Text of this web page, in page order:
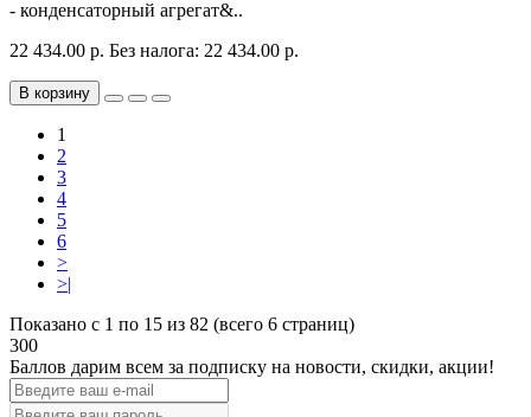
- конденсаторный агрегат&..
22 434.00 р. Без налога: 22 434.00 р.
В корзину
1
2
3
4
5
6
>
>|
Показано с 1 по 15 из 82 (всего 6 страниц)
300
Баллов дарим всем за подписку на новости, скидки, акции!